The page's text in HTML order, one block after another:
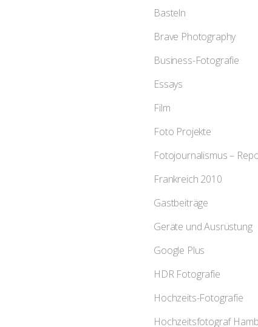
Basteln
Brave Photography
Business-Fotografie
Essays
Film
Foto Projekte
Fotojournalismus –
Frankreich 2010
Gastbeiträge
Geräte und Ausrüstung
Google Plus
HDR Fotografie
Hochzeits-Fotografie
Hochzeitsfotograf